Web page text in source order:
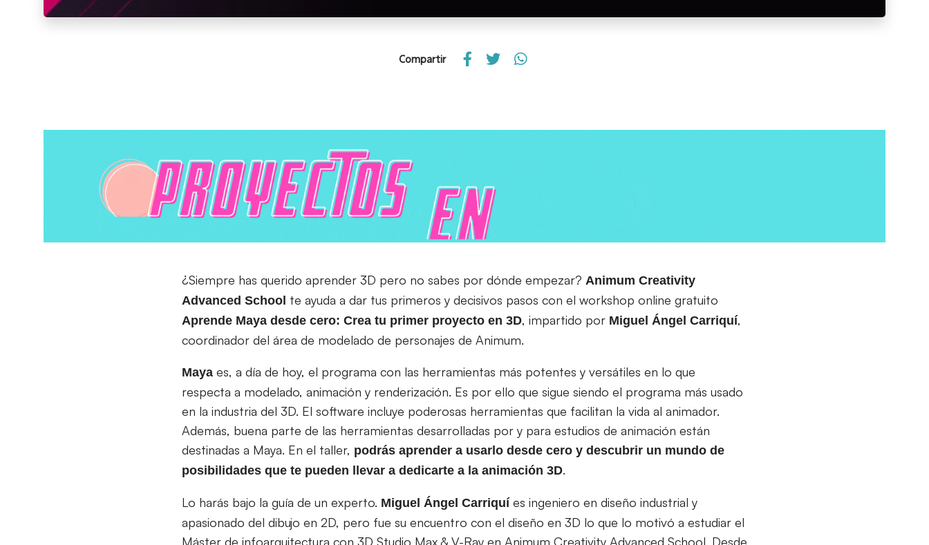
Compartir
¿Siempre has querido aprender 3D pero no sabes por dónde empezar? Animum Creativity
Advanced School te ayuda a dar tus primeros y decisivos pasos con el workshop online gratuito
Aprende Maya desde cero: Crea tu primer proyecto en 3D, impartido por Miguel Ángel Carriquí,
coordinador del área de modelado de personajes de Animum.
Maya es, a día de hoy, el programa con las herramientas más potentes y versátiles en lo que
respecta a modelado, animación y renderización. Es por ello que sigue siendo el programa más usado
en la industria del 3D. El software incluye poderosas herramientas que facilitan la vida al animador.
Además, buena parte de las herramientas desarrolladas por y para estudios de animación están
destinadas a Maya. En el taller, podrás aprender a usarlo desde cero y descubrir un mundo de
posibilidades que te pueden llevar a dedicarte a la animación 3D.
Lo harás bajo la guía de un experto. Miguel Ángel Carriquíes ingeniero en diseño industrial y
apasionado del dibujo en 2D, pero fue su encuentro con el diseño en 3D lo que lo motivó a estudiar el
Máster de infoarquitectura con 3D Studio Max & V-Ray en Animum Creativity Advanced School. Desde